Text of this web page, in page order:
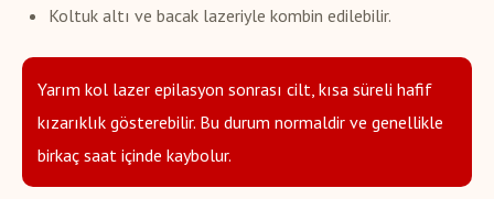
Koltuk altı ve bacak lazeriyle kombin edilebilir.
Yarım kol lazer epilasyon sonrası cilt, kısa süreli hafif
kızarıklık gösterebilir. Bu durum normaldir ve genellikle
birkaç saat içinde kaybolur.